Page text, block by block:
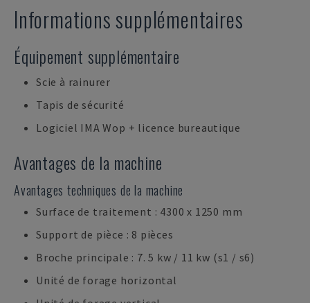
Informations supplémentaires
Équipement supplémentaire
Scie à rainurer
Tapis de sécurité
Logiciel IMA Wop + licence bureautique
Avantages de la machine
Avantages techniques de la machine
Surface de traitement : 4300 x 1250 mm
Support de pièce : 8 pièces
Broche principale : 7. 5 kw / 11 kw (s1 / s6)
Unité de forage horizontal